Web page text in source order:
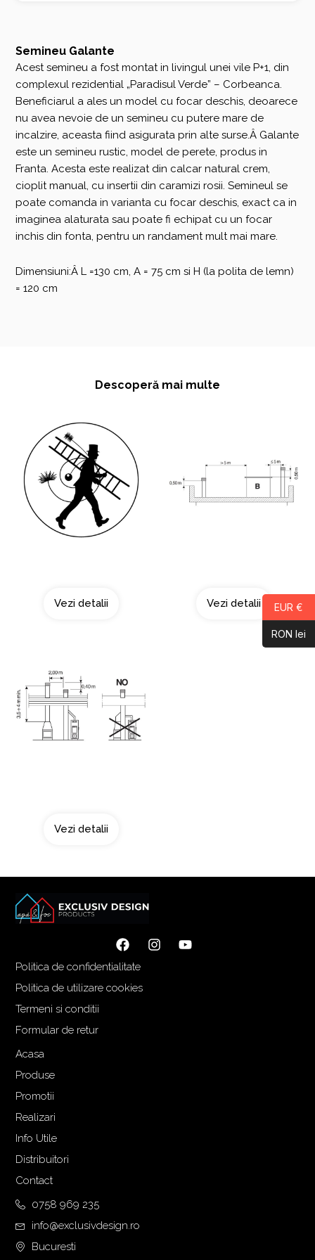
Semineu Galante
Acest semineu a fost montat in livingul unei vile P+1, din
complexul rezidential „Paradisul Verde” – Corbeanca.
Beneficiarul a ales un model cu focar deschis, deoarece
nu avea nevoie de un semineu cu putere mare de
incalzire, aceasta fiind asigurata prin alte surse.Â Galante
este un semineu rustic, model de perete, produs in
Franta. Acesta este realizat din calcar natural crem,
cioplit manual, cu insertii din caramizi rosii. Semineul se
poate comanda in varianta cu focar deschis, exact ca in
imaginea alaturata sau poate fi echipat cu un focar
inchis din fonta, pentru un randament mult mai mare.
Dimensiuni:Â L =130 cm, A = 75 cm si H (la polita de lemn)
= 120 cm
Descoperă mai multe
Vezi detalii Vezi detalii
Vezi detalii
Politica de confidentialitate
Politica de utilizare cookies
Termeni si conditii
Formular de retur
Acasa
Produse
Promotii
Realizari
Info Utile
Distribuitori
Contact
0758 969 235
info@exclusivdesign.ro
Bucuresti
EUR €
RON lei